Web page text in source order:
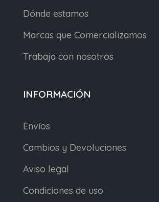
Dónde estamos
Marcas que Comercializamos
Trabaja con nosotros
INFORMACIÓN
Envíos
Cambios y Devoluciones
Aviso legal
Condiciones de uso